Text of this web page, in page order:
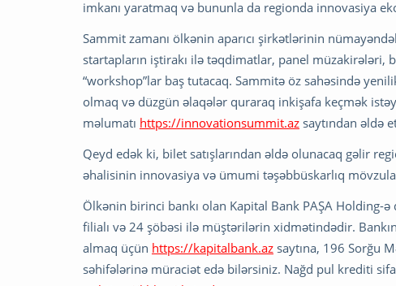
imkanı yaratmaq və bununla da regionda innovasiya
Sammit zamanı ölkənin aparıcı şirkətlərinin
startapların iştirakı ilə təqdimatlar, panel müzakirələri,
“workshop”lar baş tutacaq. Sammitə öz sahəsində
olmaq və düzgün əlaqələr quraraq inkişafa keçmək
məlumatı https://innovationsummit.az saytından əldə
Qeyd edək ki, bilet satışlarından əldə olunacaq gəlir
əhalisinin innovasiya və ümumi təşəbbüskarlıq
Ölkənin birinci bankı olan Kapital Bank PAŞA
filialı və 24 şöbəsi ilə müştərilərin xidmətindədir.
almaq üçün https://kapitalbank.az saytına, 196 Sorğu
səhifələrinə müraciət edə bilərsiniz. Nağd pul krediti